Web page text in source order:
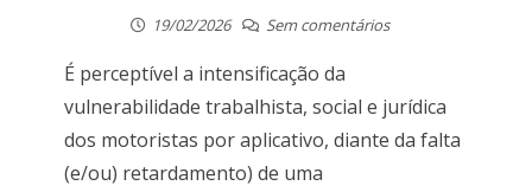
19/02/2026 Sem comentários
É perceptível a intensificação da
vulnerabilidade trabalhista, social e jurídica
dos motoristas por aplicativo, diante da falta
(e/ou) retardamento) de uma